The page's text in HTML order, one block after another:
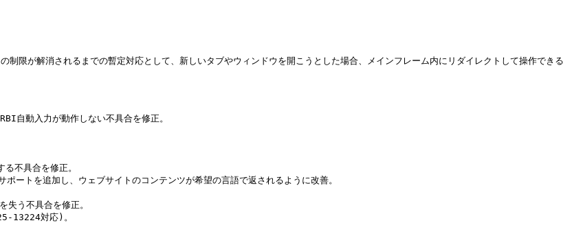
限が解消されるまでの暫定対応として、新しいタブやウィンドウを開こうとした場合、メインフレーム内にリダイレクトして操作できる
動入力が動作しない不具合を修正。
不具合を修正。
を追加し、ウェブサイトのコンテンツが希望の言語で返されるように改善。
不具合を修正。
13224対応)。